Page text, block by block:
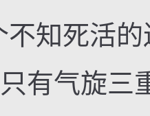
知死活的
有气旋三